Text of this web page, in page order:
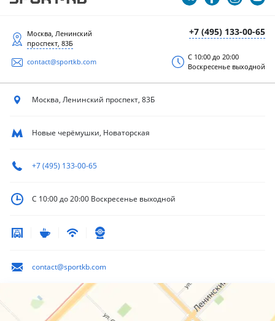
+7 (495) 133-00-65
Москва, Ленинский
проспект, 83Б
contact@sportkb.com
С 10:00 до 20:00
Воскресенье выходной
Москва, Ленинский проспект, 83Б
Новые черёмушки, Новаторская
+7 (495) 133-00-65
С 10:00 до 20:00 Воскресенье выходной
contact@sportkb.com